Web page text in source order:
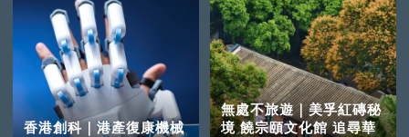
香港創科｜港產復康機械
無處不旅遊｜美孚紅磚秘
境 饒宗頤文化館 追尋華